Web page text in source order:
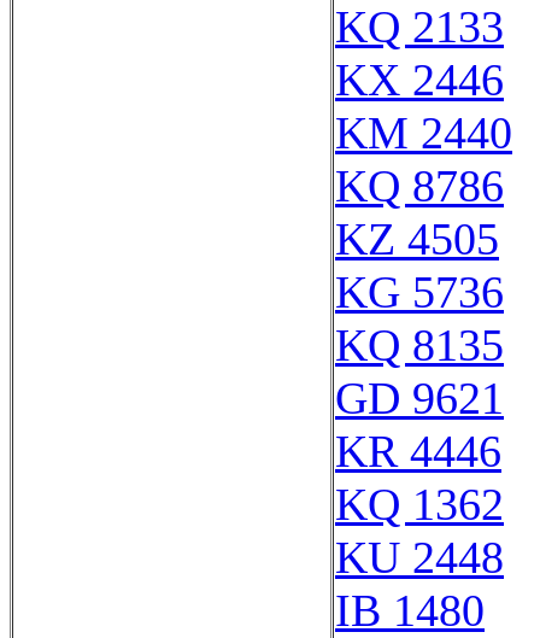
KQ 2133
KX 2446
KM 2440
KQ 8786
KZ 4505
KG 5736
KQ 8135
GD 9621
KR 4446
KQ 1362
KU 2448
IB 1480